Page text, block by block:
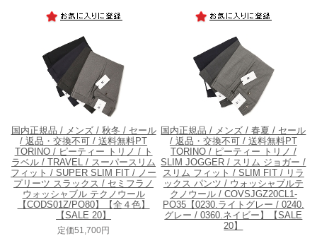
国内正規品 / メンズ / 秋冬 / セール
/ 返品・交換不可 / 送料無料PT
TORINO / ピーティー トリノ / ト
ラベル / TRAVEL / スーパースリム
フィット / SUPER SLIM FIT / ノー
プリーツ スラックス / セミフラノ
ウォッシャブル テクノウール
【CODS01Z/PO80】【全４色】
【SALE 20】
定価51,700円
国内正規品 / メンズ / 春夏 / セール
/ 返品・交換不可 / 送料無料PT
TORINO / ピーティー トリノ /
SLIM JOGGER / スリム ジョガー /
スリム フィット / SLIM FIT / リラ
ックス パンツ / ウォッシャブルテ
クノウール / COVSJGZ20CL1-
PO35【0230.ライトグレー / 0240.
グレー / 0360.ネイビー】【SALE
20】